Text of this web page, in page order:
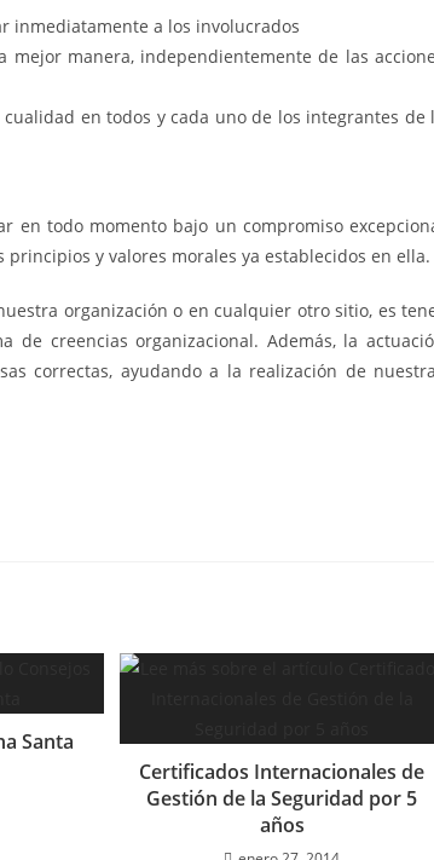
inmediatamente a los involucrados
manera, independientemente de las
en todos y cada uno de los integrantes de
en todo momento bajo un compromiso
y valores morales ya establecidos en ella.
organización o en cualquier otro sitio, es
creencias organizacional. Además, la
correctas, ayudando a la realización de
Santa
Certificados Internacionales de
Gestión de la Seguridad por 5
años